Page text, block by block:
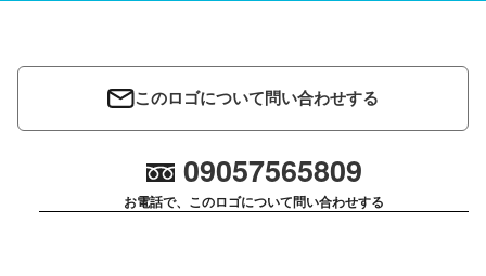
このロゴについて問い合わせする
09057565809
お電話で、このロゴについて問い合わせする